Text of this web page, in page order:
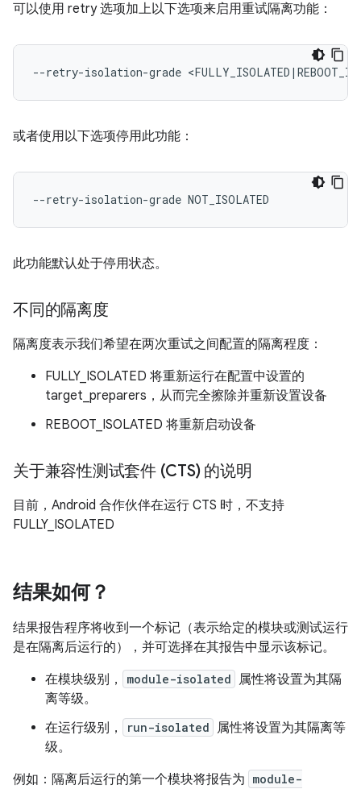
可以使用 retry 选项加上以下选项来启用重试隔离功能：
--retry-isolation-grade <FULLY_ISOLATED |
或者使用以下选项停用此功能：
--retry-isolation-grade
此功能默认处于停用状态。
不同的隔离度
隔离度表示我们希望在两次重试之间配置的隔离程度：
FULLY_ISOLATED 将重新运行在配置中设置的
target_preparers，从而完全擦除并重新设置设备
REBOOT_ISOLATED 将重新启动设备
关于兼容性测试套件 (CTS) 的说明
目前，Android 合作伙伴在运行 CTS 时，不支持
FULLY_ISOLATED
结果如何？
结果报告程序将收到一个标记（表示给定的模块或测试运行
是在隔离后运行的），并可选择在其报告中显示该标记。
在模块级别，
module-isolated 属性将设置为其隔
离等级。
在运行级别，
run-isolated 属性将设置为其隔离等
级。
例如：隔离后运行的第一个模块将报告为 module-